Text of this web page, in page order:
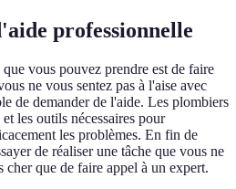
professionnelle
vous pouvez prendre est de faire
ne vous sentez pas à l'aise avec
de demander de l'aide. Les plombiers
les outils nécessaires pour
les problèmes. En fin de
de réaliser une tâche que vous ne
cher que de faire appel à un expert.